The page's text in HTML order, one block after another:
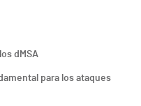
dMSA
para los ataques